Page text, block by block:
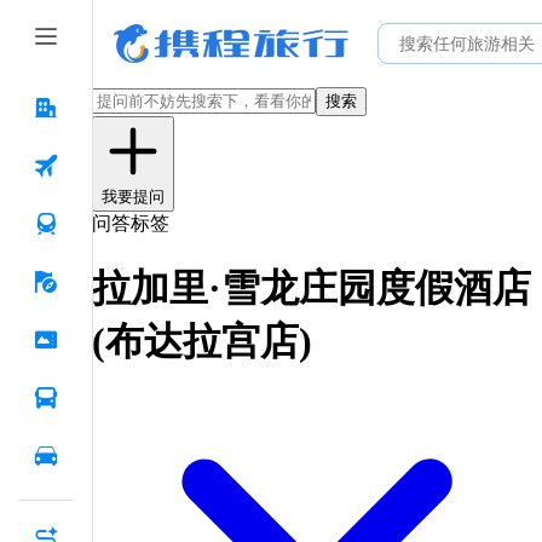
搜索
我要提问
问答标签
拉加里·雪龙庄园度假酒店
(布达拉宫店)